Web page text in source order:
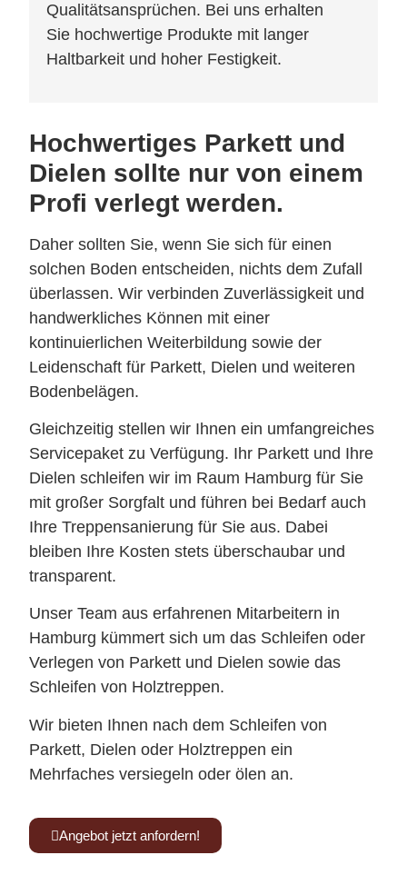
Qualitätsansprüchen. Bei uns erhalten
Sie hochwertige Produkte mit langer
Haltbarkeit und hoher Festigkeit.
Hochwertiges Parkett und
Dielen sollte nur von einem
Profi verlegt werden.
Daher sollten Sie, wenn Sie sich für einen
solchen Boden entscheiden, nichts dem Zufall
überlassen. Wir verbinden Zuverlässigkeit und
handwerkliches Können mit einer
kontinuierlichen Weiterbildung sowie der
Leidenschaft für Parkett, Dielen und weiteren
Bodenbelägen.
Gleichzeitig stellen wir Ihnen ein umfangreiches
Servicepaket zu Verfügung. Ihr Parkett und Ihre
Dielen schleifen wir im Raum Hamburg für Sie
mit großer Sorgfalt und führen bei Bedarf auch
Ihre Treppensanierung für Sie aus. Dabei
bleiben Ihre Kosten stets überschaubar und
transparent.
Unser Team aus erfahrenen Mitarbeitern in
Hamburg kümmert sich um das Schleifen oder
Verlegen von Parkett und Dielen sowie das
Schleifen von Holztreppen.
Wir bieten Ihnen nach dem Schleifen von
Parkett, Dielen oder Holztreppen ein
Mehrfaches versiegeln oder ölen an.
Angebot jetzt anfordern!